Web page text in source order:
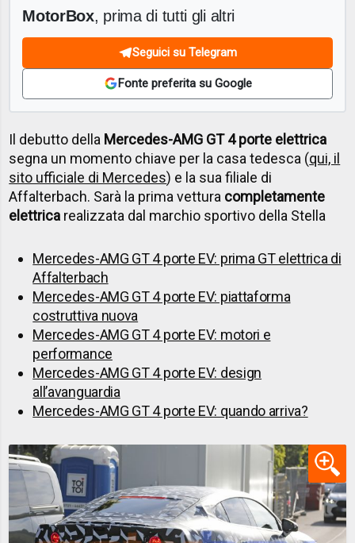
MotorBox, prima di tutti gli altri
Seguici su Telegram
Fonte preferita su Google
Il debutto della Mercedes-AMG GT 4 porte elettrica
segna un momento chiave per la casa tedesca (qui, il
sito ufficiale di Mercedes) e la sua filiale di
Affalterbach. Sarà la prima vettura completamente
elettrica realizzata dal marchio sportivo della Stella
Mercedes-AMG GT 4 porte EV: prima GT elettrica di
Affalterbach
Mercedes-AMG GT 4 porte EV: piattaforma
costruttiva nuova
Mercedes-AMG GT 4 porte EV: motori e
performance
Mercedes-AMG GT 4 porte EV: design
all’avanguardia
Mercedes-AMG GT 4 porte EV: quando arriva?